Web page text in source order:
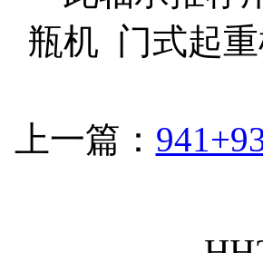
瓶机 门式起
上一篇：